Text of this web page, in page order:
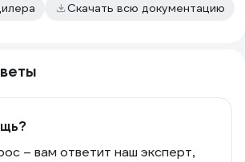
Скачать всю документацию
– вам ответит наш эксперт,